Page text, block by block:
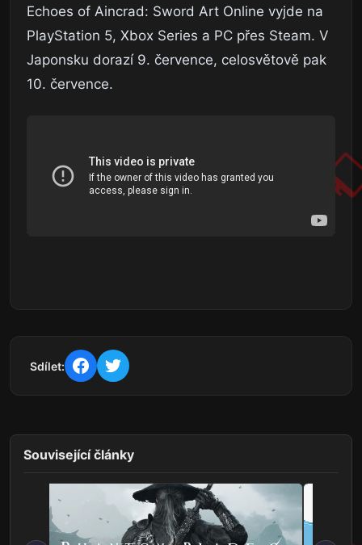
Echoes of Aincrad: Sword Art Online vyjde na
PlayStation 5, Xbox Series a PC přes Steam. V
Japonsku dorazí 9. července, celosvětově pak
10. července.
Sdílet:
Související články